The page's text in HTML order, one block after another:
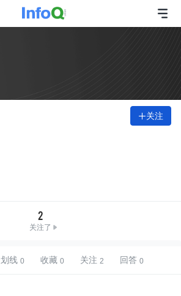
关注
2
关注了
划线 收藏 关注 回答